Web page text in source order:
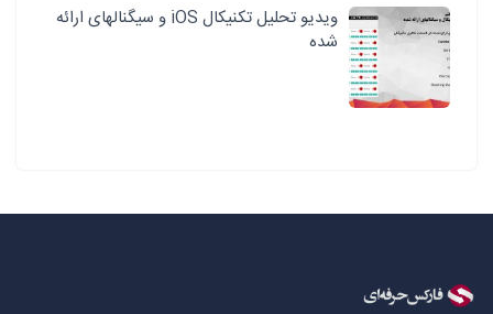
ویدیو تحلیل تکنیکال iOS و سیگنالهای ارائه
شده